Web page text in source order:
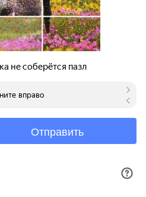
Помощь
Карта сайта
поиска запчастей,
Все права защищены